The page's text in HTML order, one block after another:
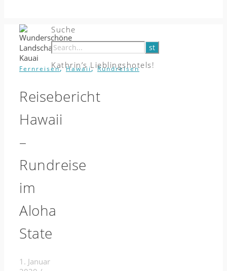
Fernreisen,Hawaii,Rundreisen
Reisebericht
Hawaii
–
Rundreise
im
Aloha
State
1. Januar
Suche
Kathrin’s Lieblingshotels!